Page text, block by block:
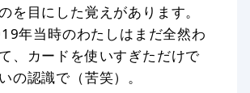
を目にした覚えがあります。
年当時のわたしはまだ全然わ
、カードを使いすぎただけで
の認識で（苦笑）。